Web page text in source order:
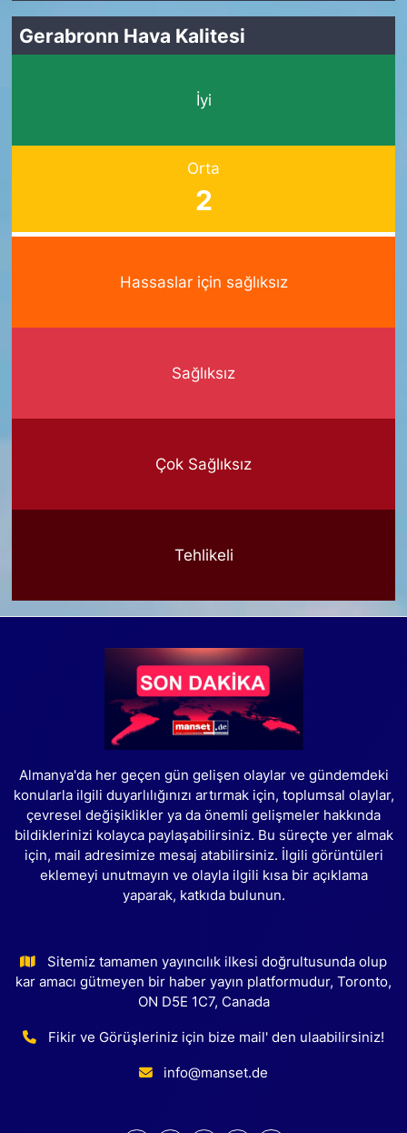
Gerabronn Hava Kalitesi
İyi
Orta
2
Hassaslar için sağlıksız
Sağlıksız
Çok Sağlıksız
Tehlikeli
Almanya'da her geçen gün gelişen olaylar ve gündemdeki
konularla ilgili duyarlılığınızı artırmak için, toplumsal olaylar,
çevresel değişiklikler ya da önemli gelişmeler hakkında
bildiklerinizi kolayca paylaşabilirsiniz. Bu süreçte yer almak
için, mail adresimize mesaj atabilirsiniz. İlgili görüntüleri
eklemeyi unutmayın ve olayla ilgili kısa bir açıklama
yaparak, katkıda bulunun.
Sitemiz tamamen yayıncılık ilkesi doğrultusunda olup
kar amacı gütmeyen bir haber yayın platformudur, Toronto,
ON D5E 1C7, Canada
Fikir ve Görüşleriniz için bize mail' den ulaabilirsiniz!
info@manset.de